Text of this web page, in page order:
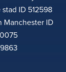
ID 512598
Manchester ID